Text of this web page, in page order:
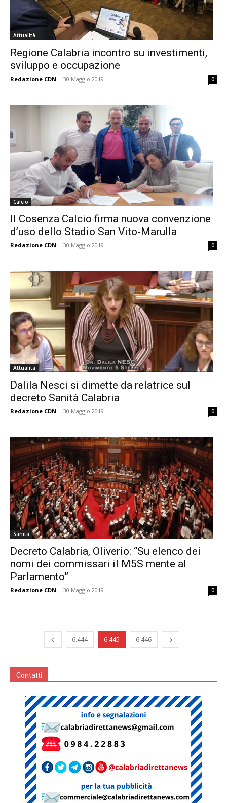
Attualità
Regione Calabria incontro su investimenti,
sviluppo e occupazione
Redazione CDN - 30 Maggio 2019 0
Calcio
Il Cosenza Calcio firma nuova convenzione
d’uso dello Stadio San Vito-Marulla
Redazione CDN - 30 Maggio 2019 0
Attualità
Dalila Nesci si dimette da relatrice sul
decreto Sanità Calabria
Redazione CDN - 30 Maggio 2019 0
Sanità
Decreto Calabria, Oliverio: “Su elenco dei
nomi dei commissari il M5S mente al
Parlamento”
Redazione CDN - 30 Maggio 2019 0
6.444 6.445 6.446
Contatti